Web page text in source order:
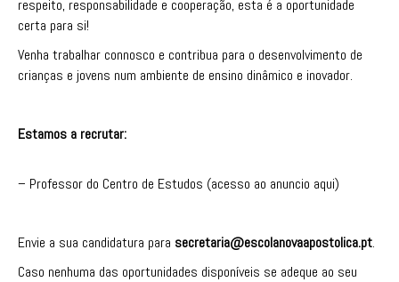
respeito, responsabilidade e cooperação, esta é a oportunidade
certa para si!
Venha trabalhar connosco e contribua para o desenvolvimento de
crianças e jovens num ambiente de ensino dinâmico e inovador.
Estamos a recrutar:
– Professor do Centro de Estudos (acesso ao anuncio aqui)
Envie a sua candidatura para secretaria@escolanovaapostolica.pt.
Caso nenhuma das oportunidades disponíveis se adeque ao seu